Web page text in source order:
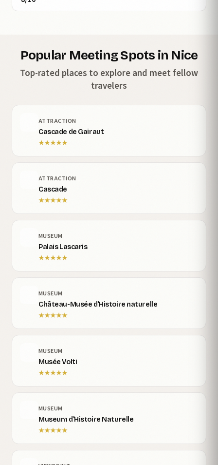
Popular Meeting Spots in Nice
Top-rated places to explore and meet fellow
travelers
ATTRACTION
Cascade de Gairaut
★★★★★
ATTRACTION
Cascade
★★★★★
MUSEUM
Palais Lascaris
★★★★★
MUSEUM
Château-Musée d'Histoire naturelle
★★★★★
MUSEUM
Musée Volti
★★★★★
MUSEUM
Museum d'Histoire Naturelle
★★★★★